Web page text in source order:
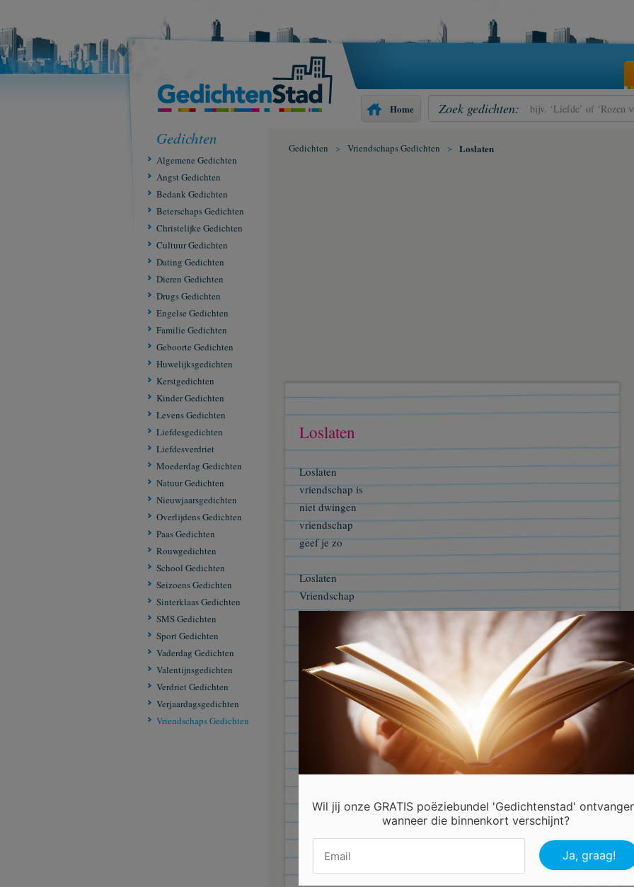
Home Zoek gedichten:
Gedichten
Algemene Gedichten
Angst Gedichten
Bedank Gedichten
Beterschaps Gedichten
Christelijke Gedichten
Cultuur Gedichten
Dating Gedichten
Dieren Gedichten
Drugs Gedichten
Engelse Gedichten
Familie Gedichten
Geboorte Gedichten
Huwelijksgedichten
Kerstgedichten
Kinder Gedichten
Levens Gedichten
Liefdesgedichten
Liefdesverdriet
Moederdag Gedichten
Natuur Gedichten
Nieuwjaarsgedichten
Overlijdens Gedichten
Paas Gedichten
Rouwgedichten
School Gedichten
Seizoens Gedichten
Sinterklaas Gedichten
SMS Gedichten
Sport Gedichten
Vaderdag Gedichten
Valentijnsgedichten
Verdriet Gedichten
Verjaardagsgedichten
Vriendschaps Gedichten
Gedichten > Vriendschaps Gedichten > Loslaten
Loslaten
Loslaten
vriendschap is
niet dwingen
vriendschap
geef je zo
Loslaten
Vriendschap
is een keuze
die jezelf maakt
Loslaten
is beter dan
een vriendschap
die verziekt is
laat versterken
zo sterk maken
Afspraken
C Van Hees Annie Belgie
Wil jij onze GRATIS poëziebundel 'Gedichtenstad'
wanneer die binnenkort verschijnt?